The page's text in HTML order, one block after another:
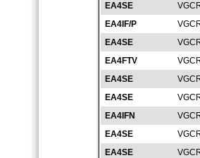
EA4SE
EA4IF/P
EA4SE
EA4FTV
EA4SE
EA4SE
EA4IFN
EA4SE
EA4SE